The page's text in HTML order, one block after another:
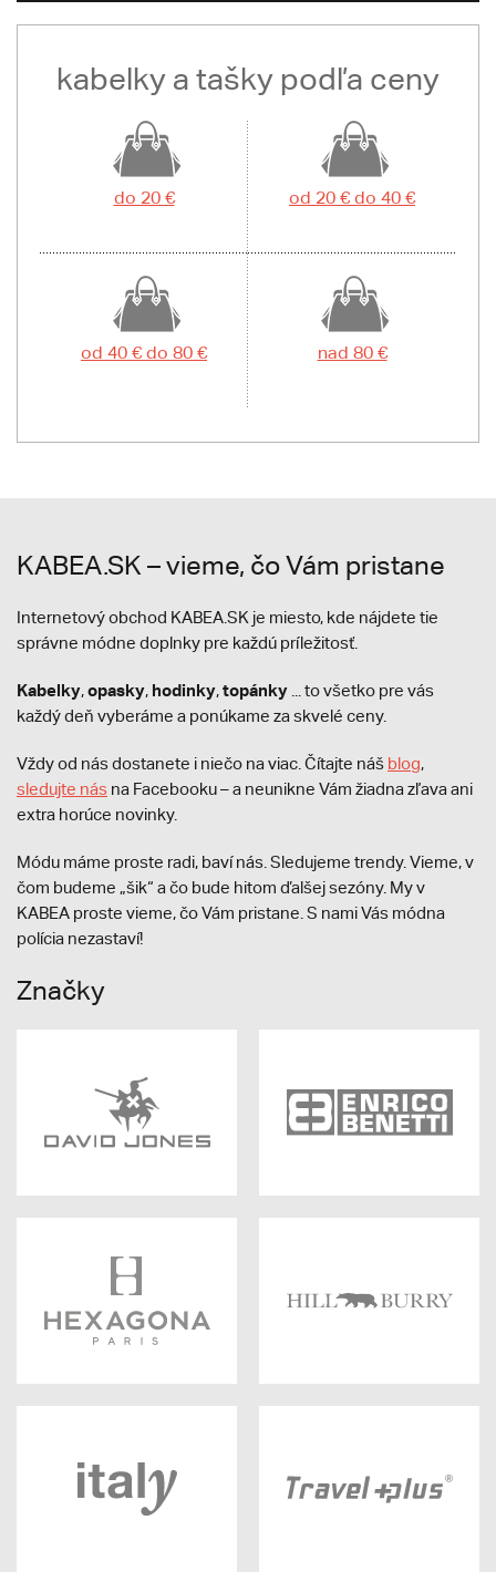
kabelky a tašky podľa ceny
do 20 € od 20 € do 40 €
od 40 € do 80 € nad 80 €
KABEA.SK – vieme, čo Vám pristane
Internetový obchod KABEA.SK je miesto, kde nájdete tie
správne módne doplnky pre každú príležitosť.
Kabelky,opasky, hodinky,topánky ... to všetko pre vás
každý deň vyberáme a ponúkame za skvelé ceny.
Vždy od nás dostanete i niečo na viac. Čítajte náš blog,
sledujte nás na Facebooku – a neunikne Vám žiadna zľava ani
extra horúce novinky.
Módu máme proste radi, baví nás. Sledujeme trendy. Vieme, v
čom budeme „šik“ a čo bude hitom ďalšej sezóny. My v
KABEA proste vieme, čo Vám pristane. S nami Vás módna
polícia nezastaví!
Značky